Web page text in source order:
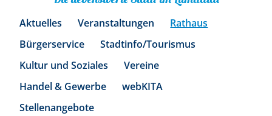
Aktuelles Veranstaltungen
Rathaus
Bürgerservice
Stadtinfo/Tourismus
Kultur und Soziales
Vereine
Handel & Gewerbe
webKITA
Stellenangebote